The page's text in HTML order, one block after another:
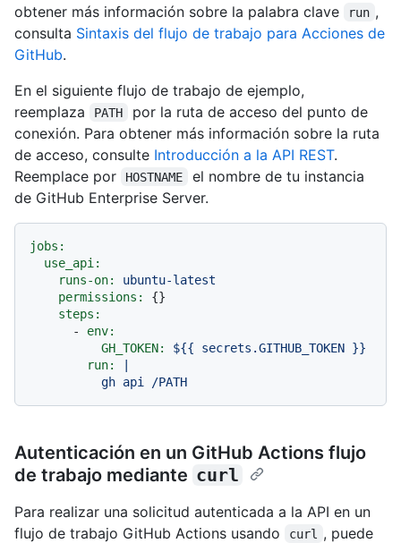
obtener más información sobre la palabra clave
run ,
consulta Sintaxis del flujo de trabajo para Acciones de
GitHub.
En el siguiente flujo de trabajo de ejemplo,
reemplaza
PATH
por la ruta de acceso del punto de
conexión. Para obtener más información sobre la ruta
de acceso, consulte Introducción a la API REST.
Reemplace por
HOSTNAME
el nombre de tu instancia
de GitHub Enterprise Server.
jobs:
use_api:
runs-on:
ubuntu-latest
permissions:
{}
steps:
-
env:
GH_TOKEN:
${{ secrets.GITHUB_TOKEN }}
run:
Autenticación en un GitHub Actions flujo
de trabajo mediante curl
Para realizar una solicitud autenticada a la API en un
flujo de trabajo GitHub Actions usando
curl
, puede